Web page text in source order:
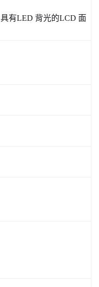
具有LED 背光的LCD 面